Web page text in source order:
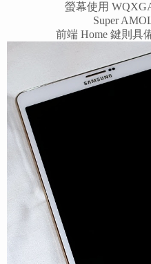
螢幕使用
Super
前端 Home 鍵則具